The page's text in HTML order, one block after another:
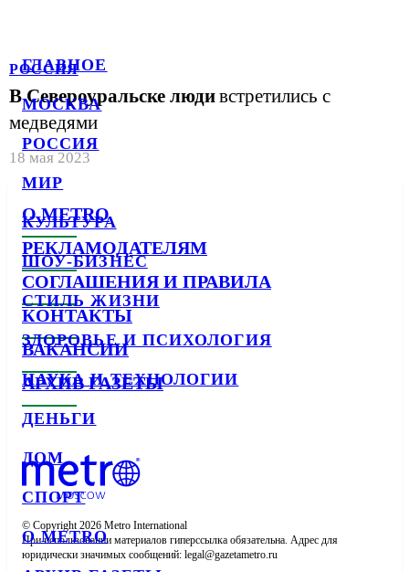
ГЛАВНОЕ
МОСКВА
РОССИЯ
МИР
КУЛЬТУРА
ШОУ-БИЗНЕС
СТИЛЬ ЖИЗНИ
ЗДОРОВЬЕ И ПСИХОЛОГИЯ
НАУКА И ТЕХНОЛОГИИ
ДЕНЬГИ
ДОМ
СПОРТ
О METRO
РОССИЯ
В Североуральске людивстретились с
медведями
18 мая 2023
О METRO
РЕКЛАМОДАТЕЛЯМ
СОГЛАШЕНИЯ И ПРАВИЛА
КОНТАКТЫ
ВАКАНСИИ
АРХИВ ГАЗЕТЫ
© Copyright 2026 Metro International
При использовании материалов гиперссылка обязательна. Адрес для
юридически значимых сообщений: